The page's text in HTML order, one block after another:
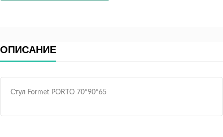
ОПИСАНИЕ
Стул Formet PORTO 70*90*65